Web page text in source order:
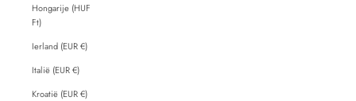
Hongarije (HUF
Ft)
Ierland (EUR €)
Italië (EUR €)
Kroatië (EUR €)